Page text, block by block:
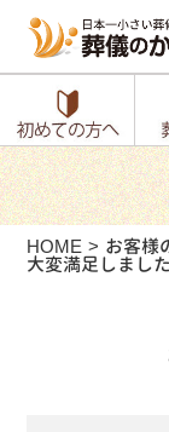
HOME お客様
大変満足しまし